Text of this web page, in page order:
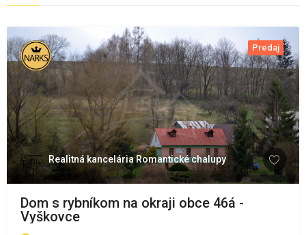
Predaj
Realitná kancelária Romantické chalupy
Dom s rybníkom na okraji obce 46á -
Vyškovce